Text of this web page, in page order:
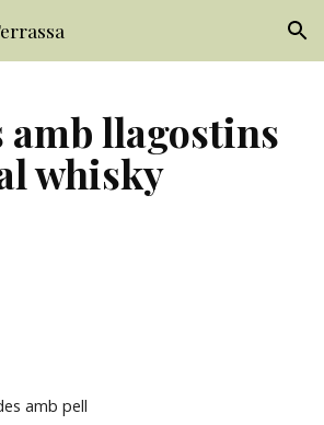
Skip to navigation
amb llagostins
whisky
amb pell